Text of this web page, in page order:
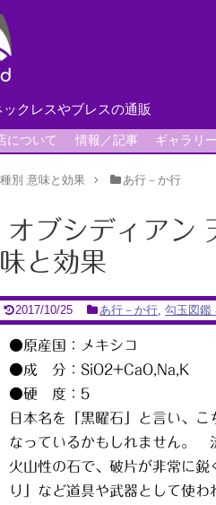
クレスやブレスの通販
について 情報／記事 ギャラリー
別 意味と効果 あ行－か行
オブシディアン
と効果
2017/10/25 あ行－か行,勾玉図鑑
●原産国：メキシコ
●成 分：SiO2+CaO,Na,K
●硬 度：5
日本名を「黒曜石」と言い、
なっているかもしれません。
火山性の石で、破片が非常に
り」など道具や武器として使